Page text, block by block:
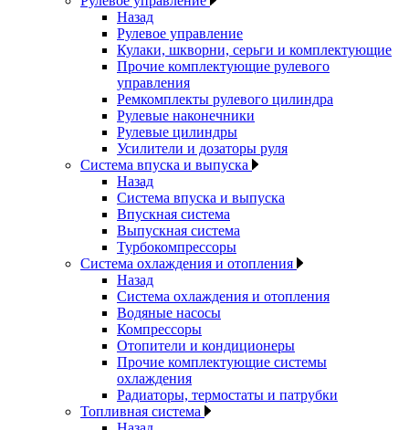
Назад
Рулевое управление
Кулаки, шкворни, серьги и комплектующие
Прочие комплектующие рулевого
управления
Ремкомплекты рулевого цилиндра
Рулевые наконечники
Рулевые цилиндры
Усилители и дозаторы руля
Система впуска и выпуска
Назад
Система впуска и выпуска
Впускная система
Выпускная система
Турбокомпрессоры
Система охлаждения и отопления
Назад
Система охлаждения и отопления
Водяные насосы
Компрессоры
Отопители и кондиционеры
Прочие комплектующие системы
охлаждения
Радиаторы, термостаты и патрубки
Топливная система